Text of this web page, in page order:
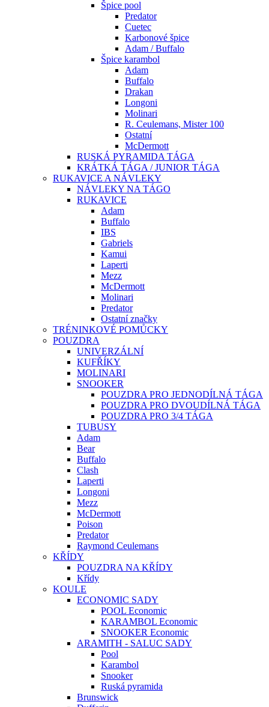
Špice pool
Predator
Cuetec
Karbonové špice
Adam / Buffalo
Špice karambol
Adam
Buffalo
Drakan
Longoni
Molinari
R. Ceulemans, Mister 100
Ostatní
McDermott
RUSKÁ PYRAMIDA TÁGA
KRÁTKÁ TÁGA / JUNIOR TÁGA
RUKAVICE A NÁVLEKY
NÁVLEKY NA TÁGO
RUKAVICE
Adam
Buffalo
IBS
Gabriels
Kamui
Laperti
Mezz
McDermott
Molinari
Predator
Ostatní značky
TRÉNINKOVÉ POMŮCKY
POUZDRA
UNIVERZÁLNÍ
KUFŘÍKY
MOLINARI
SNOOKER
POUZDRA PRO JEDNODÍLNÁ TÁGA
POUZDRA PRO DVOUDÍLNÁ TÁGA
POUZDRA PRO 3/4 TÁGA
TUBUSY
Adam
Bear
Buffalo
Clash
Laperti
Longoni
Mezz
McDermott
Poison
Predator
Raymond Ceulemans
KŘÍDY
POUZDRA NA KŘÍDY
Křídy
KOULE
ECONOMIC SADY
POOL Economic
KARAMBOL Economic
SNOOKER Economic
ARAMITH - SALUC SADY
Pool
Karambol
Snooker
Ruská pyramida
Brunswick